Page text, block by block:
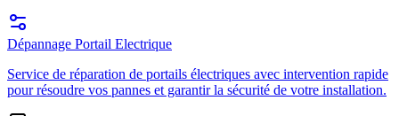
Dépannage Portail Electrique
Service de réparation de portails électriques avec intervention rapide
pour résoudre vos pannes et garantir la sécurité de votre installation.